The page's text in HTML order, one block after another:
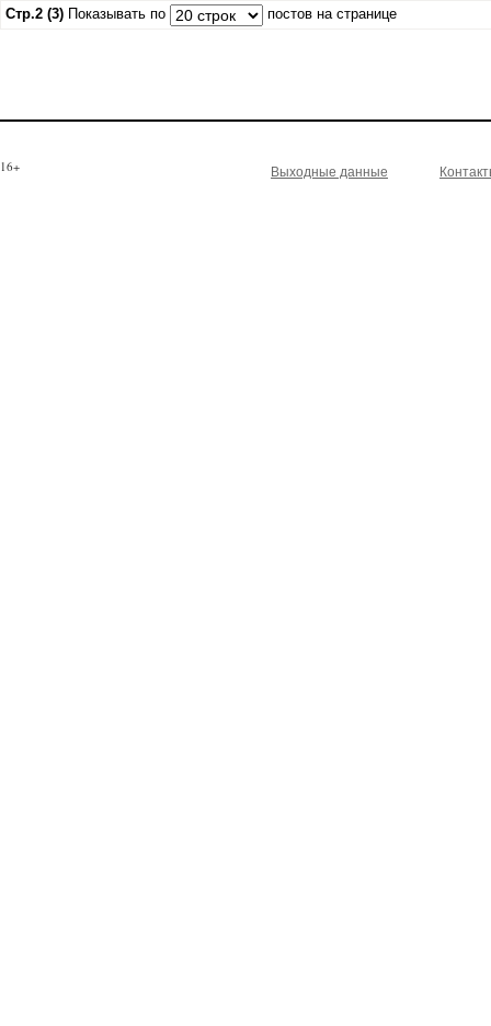
Стр.2 (3) Показывать по постов на странице
16+ Выходные данные